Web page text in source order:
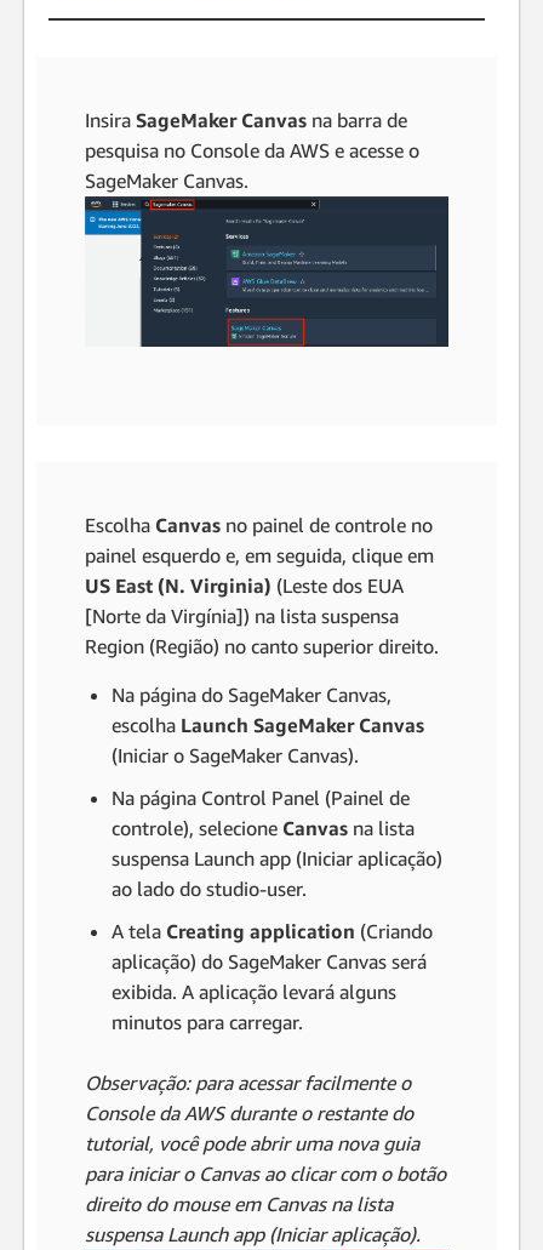
Insira SageMaker Canvas na barra de
pesquisa no Console da AWS e acesse o
SageMaker Canvas.
Escolha Canvas no painel de controle no
painel esquerdo e, em seguida, clique em
US East (N. Virginia) (Leste dos EUA
[Norte da Virgínia]) na lista suspensa
Region (Região) no canto superior direito.
Na página do SageMaker Canvas,
escolha Launch SageMaker Canvas
(Iniciar o SageMaker Canvas).
Na página Control Panel (Painel de
controle), selecione Canvas na lista
suspensa Launch app (Iniciar aplicação)
ao lado do studio-user.
A tela Creating application (Criando
aplicação) do SageMaker Canvas será
exibida. A aplicação levará alguns
minutos para carregar.
Observação: para acessar facilmente o
Console da AWS durante o restante do
tutorial, você pode abrir uma nova guia
para iniciar o Canvas ao clicar com o botão
direito do mouse em Canvas na lista
suspensa Launch app (Iniciar aplicação).